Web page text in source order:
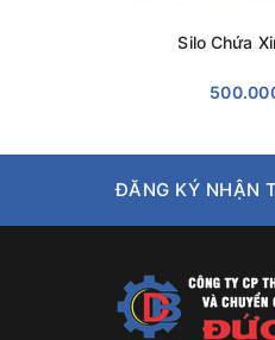
Silo chứa bột gạo
Silo chứa bột lắp
Quý khách vui
Silo Chứa
ĐĂNG KÝ NHẬN